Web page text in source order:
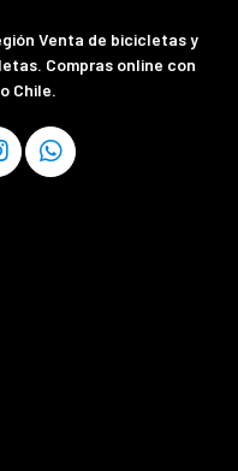
Venta de bicicletas y
Compras online con
Chile.